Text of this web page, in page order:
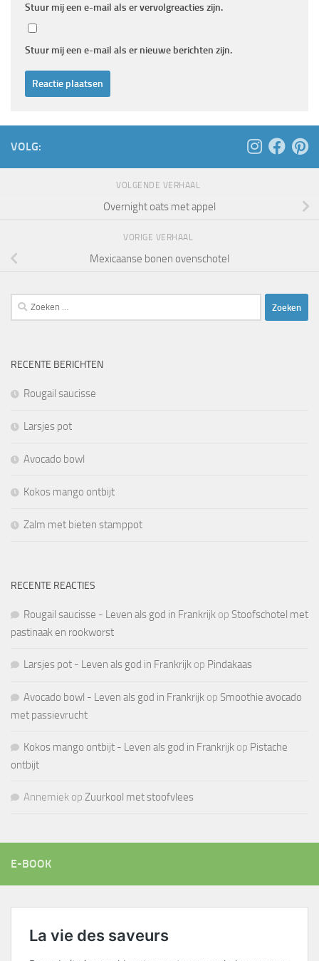
Stuur mij een e-mail als er vervolgreacties zijn.
Stuur mij een e-mail als er nieuwe berichten zijn.
VOLG:
VOLGENDE VERHAAL
Overnight oats met appel
VORIGE VERHAAL
Mexicaanse bonen ovenschotel
Zoeken
naar:
RECENTE BERICHTEN
Rougail saucisse
Larsjes pot
Avocado bowl
Kokos mango ontbijt
Zalm met bieten stamppot
RECENTE REACTIES
Rougail saucisse - Leven als god in Frankrijk op Stoofschotel met
pastinaak en rookworst
Larsjes pot - Leven als god in Frankrijk op Pindakaas
Avocado bowl - Leven als god in Frankrijk op Smoothie avocado
met passievrucht
Kokos mango ontbijt - Leven als god in Frankrijk op Pistache
ontbijt
Annemiek op Zuurkool met stoofvlees
E-BOOK